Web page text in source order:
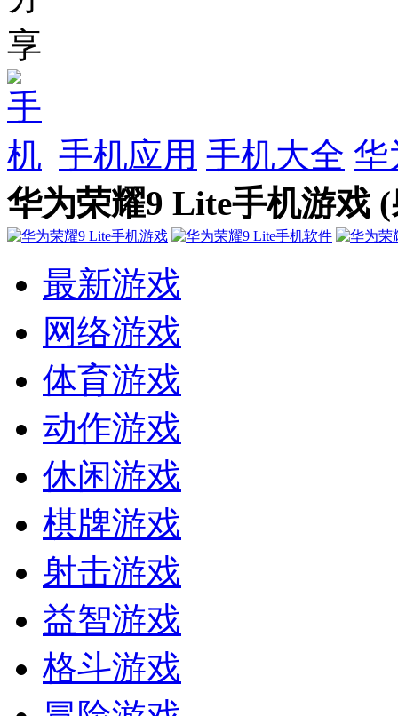
手机应用 手机大全 华
华为荣耀9 Lite手机游戏
最新游戏
网络游戏
体育游戏
动作游戏
休闲游戏
棋牌游戏
射击游戏
益智游戏
格斗游戏